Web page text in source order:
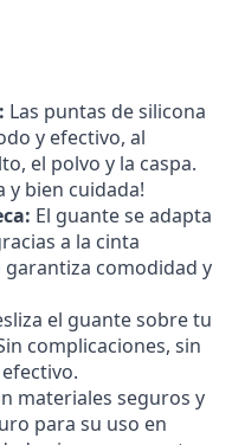
Las puntas de silicona
y efectivo, al
el polvo y la caspa.
y bien cuidada!
El guante se adapta
a la cinta
garantiza comodidad y
el guante sobre tu
complicaciones, sin
materiales seguros y
para su uso en